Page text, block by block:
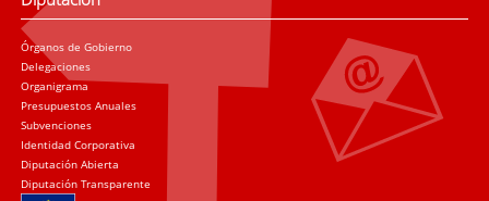
Órganos de Gobierno
Delegaciones
Organigrama
Presupuestos Anuales
Subvenciones
Identidad Corporativa
Diputación Abierta
Diputación Transparente